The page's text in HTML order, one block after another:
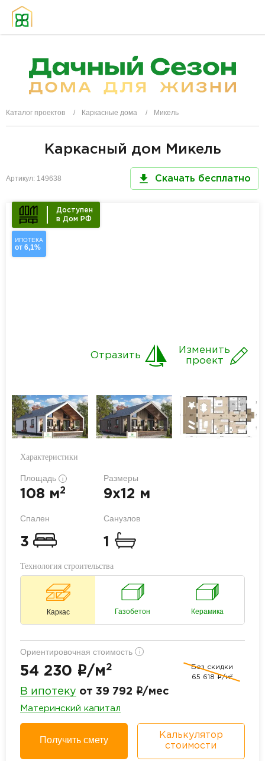
Каталог проектов Каркасные дома Микель
Каркасный дом Микель
Артикул: 149638 Скачать бесплатно
Доступен
в Дом РФ
ИПОТЕКА
от 6,1%
Изменить
проект
Отразить
Характеристики
Площадь i
108 м2
Размеры
9x12 м
Спален
3
Санузлов
1
Технология строительства
Каркас Газобетон Керамика
Ориентировочная стоимость i
54 230 i/м 2
Без скидки
65 618 i/м2
В ипотеку от 39 792 i/мес
Материнский капитал
Получить смету
Калькулятор
стоимости